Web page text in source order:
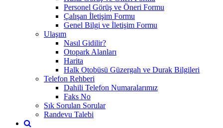
Personel Görüş ve Öneri Formu
Çalışan İletişim Formu
Genel Bilgi ve İletişim Formu
Ulaşım
Nasıl Gidilir?
Otopark Alanları
Harita
Halk Otobüsü Güzergah ve Durak Bilgileri
Telefon Rehberi
Dahili Telefon Numaralarımız
Faks No
Sık Sorulan Sorular
Randevu Talebi